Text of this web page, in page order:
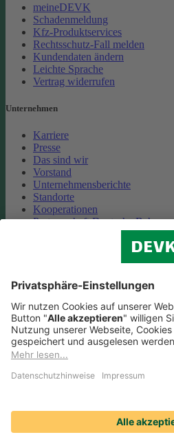
meineDEVK
Schadenmeldung
Kfz-Produktservices
Rechtsschutz-Fall melden
Kundendaten ändern
Leichte Sprache
Vertrag widerrufen
Unternehmen
Karriere
Presse
Das sind wir
Vorstand
Unternehmensberichte
Standorte
Kooperationen
Partnerschaft Deutsche Bahn
Cookie-Einstellungen
Datenschutz
Impressum
Streitbeilegung
Nutzungshinweise
Compliance